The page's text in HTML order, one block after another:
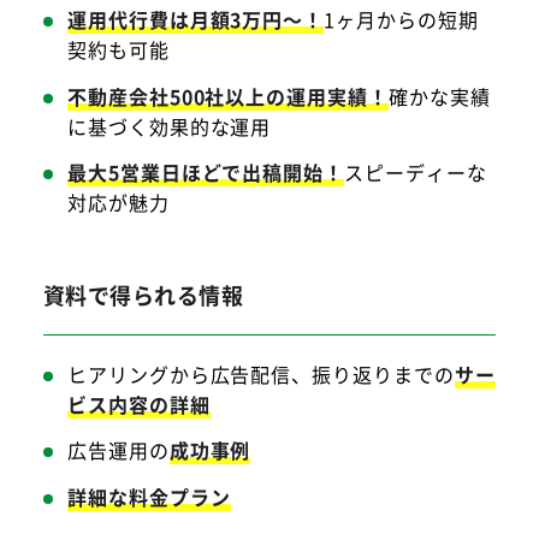
運用代行費は月額3万円～！1ヶ月からの短期
契約も可能
不動産会社500社以上の運用実績！確かな実績
に基づく効果的な運用
最大5営業日ほどで出稿開始！スピーディーな
対応が魅力
資料で得られる情報
ヒアリングから広告配信、振り返りまでのサー
ビス内容の詳細
広告運用の成功事例
詳細な料金プラン